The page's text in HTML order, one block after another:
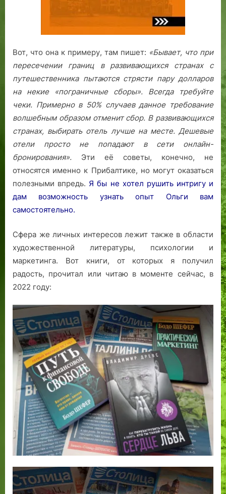
Вот, что она к примеру, там пишет: «Бывает, что при
пересечении границ в развивающихся странах с
путешественника пытаются стрясти пару долларов
на некие «пограничные сборы». Всегда требуйте
чеки. Примерно в 50% случаев данное требование
волшебным образом отменит сбор. В развивающихся
странах, выбирать отель лучше на месте. Дешевые
отели просто не попадают в сети онлайн-
бронирования». Эти её советы, конечно, не
относятся именно к Прибалтике, но могут оказаться
полезными впредь. Я бы не хотел рушить интригу и
дам возможность узнать опыт Ольги вам
самостоятельно.
Сфера же личных интересов лежит также в области
художественной литературы, психологии и
маркетинга. Вот книги, от которых я получил
радость, прочитал или читаю в моменте сейчас, в
2022 году: